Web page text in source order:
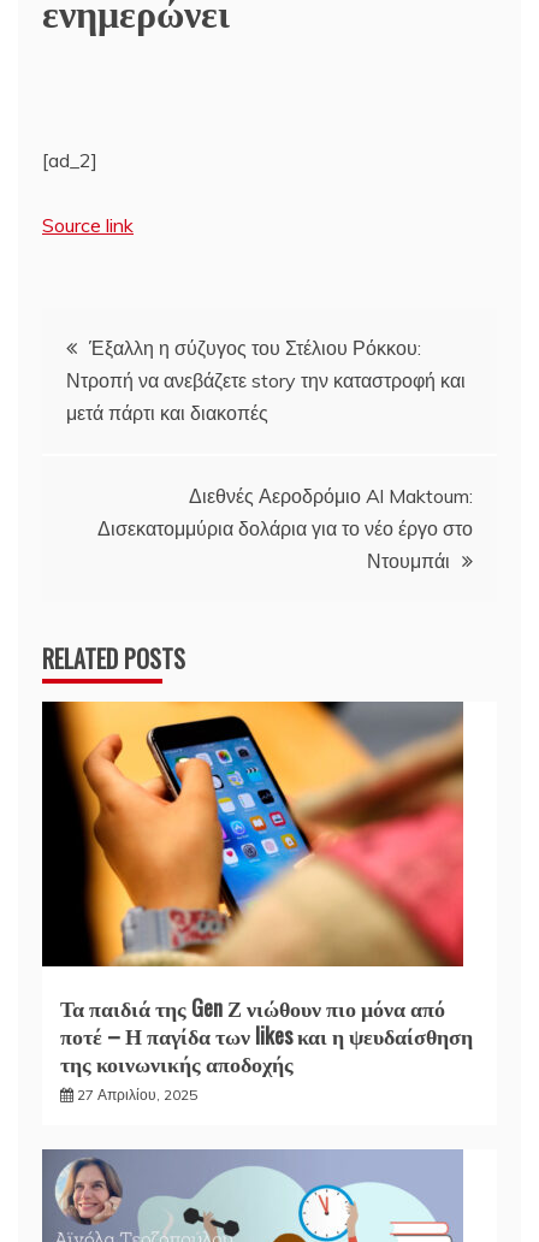
[ad_2]
Source link
Πλοήγηση
άρθρων
Έξαλλη η σύζυγος του Στέλιου Ρόκκου:
Ντροπή να ανεβάζετε story την καταστροφή και
μετά πάρτι και διακοπές
Διεθνές Αεροδρόμιο Al Maktoum:
Δισεκατομμύρια δολάρια για το νέο έργο στο
Ντουμπάι
RELATED POSTS
Τα παιδιά της Gen Ζ νιώθουν πιο μόνα από
ποτέ – Η παγίδα των likes και η ψευδαίσθηση
της κοινωνικής αποδοχής
27 Απριλίου, 2025